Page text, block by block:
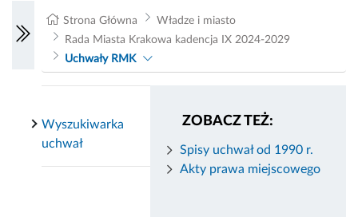
Strona Główna
Władze i miasto
Rada Miasta Krakowa kadencja IX 2024-2029
Uchwały RMK
ZOBACZ TEŻ:
Spisy uchwał od 1990 r.
Akty prawa miejscowego
Wyszukiwarka
uchwał